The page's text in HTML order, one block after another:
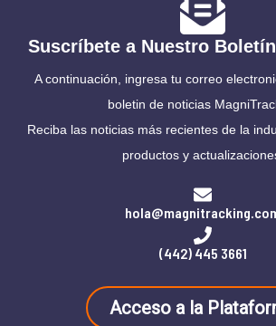
Suscríbete a Nuestro
A continuación, ingresa tu correo
boletin de noticias
Reciba las noticias más recientes de la
productos y
(442) 445 3661
Acceso a la